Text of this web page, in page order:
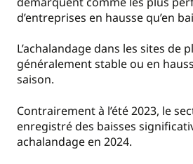
d’entreprises en hausse qu’en
L’achalandage dans les sites de
généralement stable ou en
saison.
Contrairement à l’été 2023, le
enregistré des baisses
achalandage en 2024.